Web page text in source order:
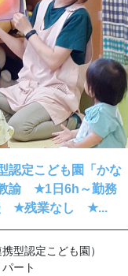
認定こども園「かな
諭 ★1日6h～勤務
★残業なし ★...
型認定こども園）
ート